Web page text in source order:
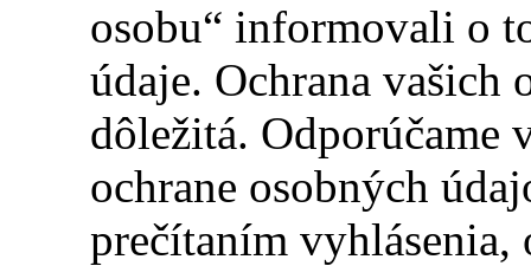
osobu“ informovali o
údaje. Ochrana vašich
dôležitá. Odporúčame
ochrane osobných
prečítaním vyhlásenia,